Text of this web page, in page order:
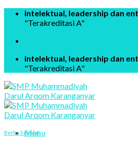
Skip
intelektual, leadership dan
"Terakreditasi A"
intelektual, leadership dan
"Terakreditasi A"
Menu
Berita Sekolah